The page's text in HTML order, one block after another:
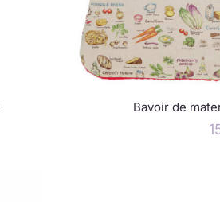
Bavoir de